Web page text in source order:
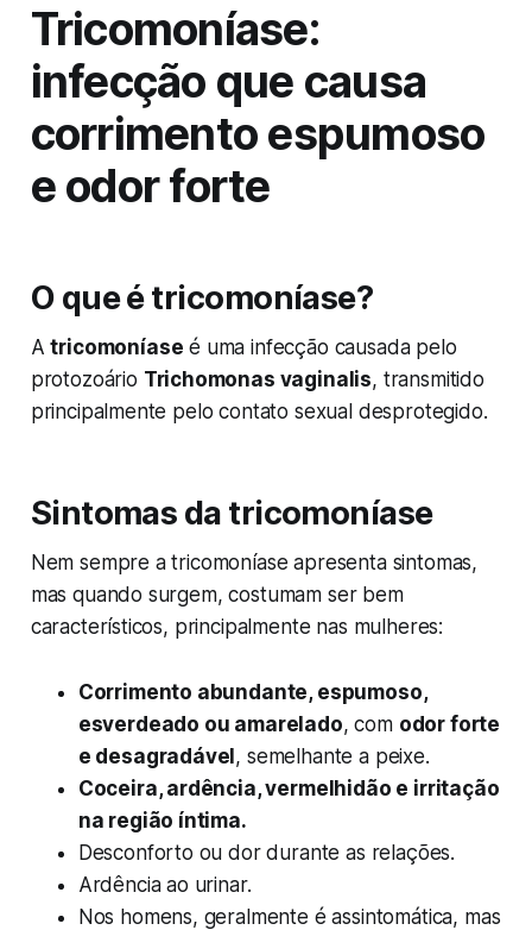
Tricomoníase:
infecção que causa
corrimento espumoso
e odor forte
O que é tricomoníase?
Atricomoníase é uma infecção causada pelo
protozoário Trichomonas vaginalis, transmitido
principalmente pelo contato sexual desprotegido.
Sintomas da tricomoníase
Nem sempre a tricomoníase apresenta sintomas,
mas quando surgem, costumam ser bem
característicos, principalmente nas mulheres:
Corrimento abundante, espumoso,
esverdeado ou amarelado, com odor forte
e desagradável, semelhante a peixe.
Coceira, ardência, vermelhidão e irritação
na região íntima.
Desconforto ou dor durante as relações.
Ardência ao urinar.
Nos homens, geralmente é assintomática, mas